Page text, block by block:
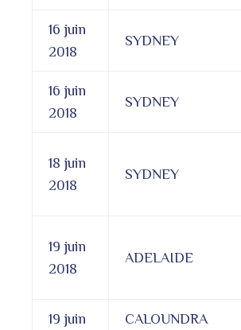
16 juin
2018
SYDNEY
16 juin
2018
SYDNEY
18 juin
2018
SYDNEY
19 juin
2018
ADELAIDE
19 juin
CALOUNDRA